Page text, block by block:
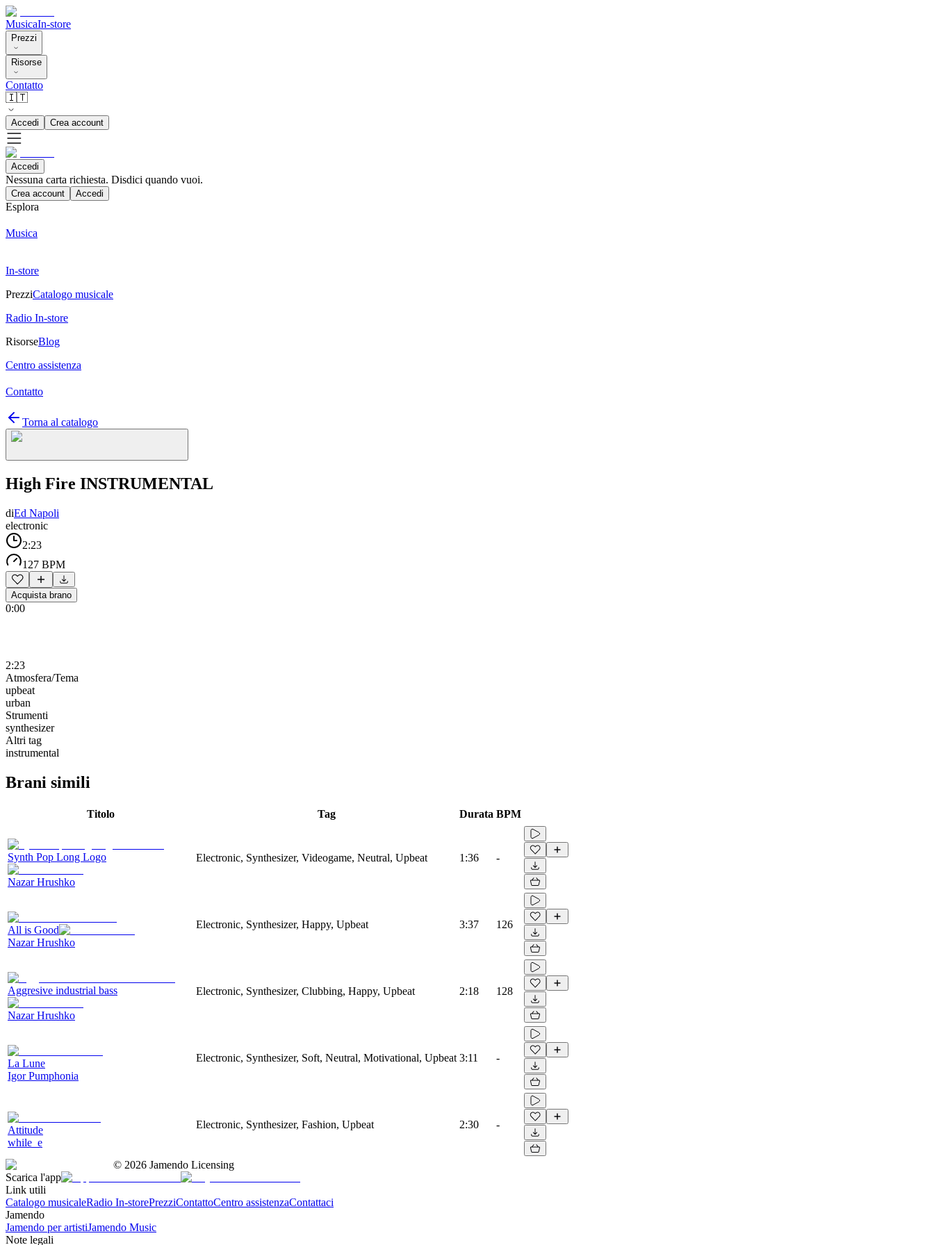
MusicaIn-store
Prezzi
Risorse
Contatto
🇮🇹
Accedi Crea account
Accedi
Nessuna carta richiesta. Disdici quando vuoi.
Crea account Accedi
Esplora
Musica
In-store
PrezziCatalogo musicale
Radio In-store
RisorseBlog
Centro assistenza
Contatto
Torna al catalogo
High Fire INSTRUMENTAL
diEd Napoli
electronic
2:23
127 BPM
Acquista brano
0:00
2:23
Atmosfera/Tema
upbeat
urban
Strumenti
synthesizer
Altri tag
instrumental
Brani simili
Titolo Tag Durata BPM
Synth Pop Long Logo
Nazar Hrushko
Electronic, Synthesizer, Videogame, Neutral, Upbeat 1:36 -
All is Good
Nazar Hrushko
Electronic, Synthesizer, Happy, Upbeat 3:37 126
Aggresive industrial bass
Nazar Hrushko
Electronic, Synthesizer, Clubbing, Happy, Upbeat 2:18 128
La Lune
Igor Pumphonia
Electronic, Synthesizer, Soft, Neutral, Motivational, Upbeat 3:11 -
Attitude
while_e
Electronic, Synthesizer, Fashion, Upbeat 2:30 -
© 2026 Jamendo Licensing
Scarica l'app
Link utili
Catalogo musicaleRadio In-storePrezziContattoCentro assistenzaContattaci
Jamendo
Jamendo per artistiJamendo Music
Note legali